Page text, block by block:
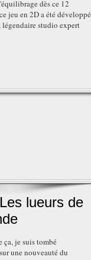
dès ce 12
jeu en 2D a été développé
légendaire studio expert
lueurs de
ça, je suis tombé
une nouveauté du